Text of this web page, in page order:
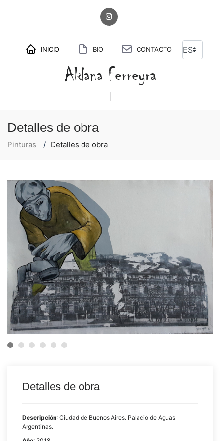
INICIO BIO CONTACTO
Aldana Ferreyra
Detalles de obra
Pinturas Detalles de obra
Detalles de obra
Descripción: Ciudad de Buenos Aires. Palacio de Aguas
Argentinas.